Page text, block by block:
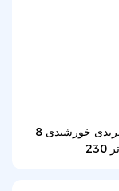
اینورتر هیبریدی خورشیدی 8kva اینورتر PV 10kw11kw موج